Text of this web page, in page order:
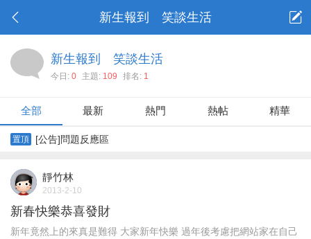
新生報到 笑談生活
新生報到 笑談生活
今日: 0 主題: 109 排名: 1
全部 最新 熱門 熱帖 精華
置頂 [公告]問題反應區
靜竹林
2013-2-10
新春快樂恭喜發財
新年竟然上的來真是難得 大家新年快樂 過年後考慮把網站家在自己